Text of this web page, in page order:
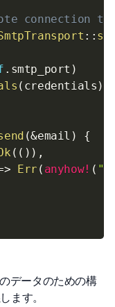
connection to
::
. smtp_port )
( credentials )
(&email )
{
( ( ) ) ,
Err ( anyhow! (
データのための構
ます。